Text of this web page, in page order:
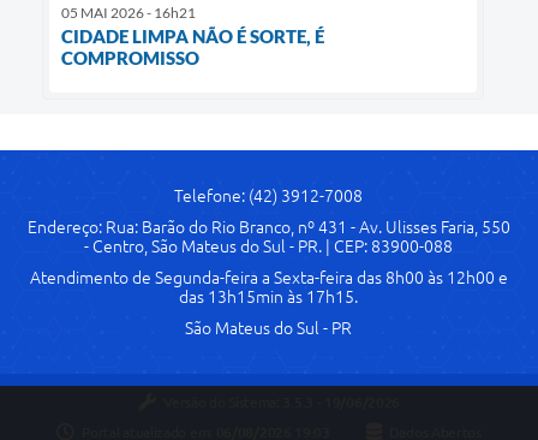
05 MAI 2026 - 16h21
CIDADE LIMPA NÃO É SORTE, É
COMPROMISSO
Telefone: (42) 3912-7008
Endereço: Rua: Barão do Rio Branco, nº 431 - Av. Ulisses Faria, 550
- Centro, São Mateus do Sul - PR. | CEP: 83900-088
Atendimento de Segunda-feira a Sexta-feira das 8h00 às 12h00 e
das 13h15min às 17h15.
São Mateus do Sul - PR